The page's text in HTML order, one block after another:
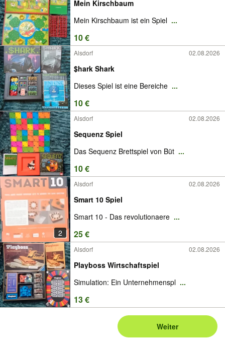
Mein Kirschbaum
Mein Kirschbaum ist ein Spiel ...
10 €
Alsdorf 02.08.2026
$hark Shark
Dieses Spiel ist eine Bereiche ...
10 €
Alsdorf 02.08.2026
Sequenz Spiel
Das Sequenz Brettspiel von Büt ...
10 €
2
Alsdorf 02.08.2026
Smart 10 Spiel
Smart 10 - Das revolutionaere ...
25 €
Alsdorf 02.08.2026
Playboss Wirtschaftspiel
Simulation: Ein Unternehmenspl ...
13 €
Weiter